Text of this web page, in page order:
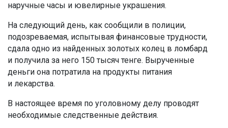
наручные часы и ювелирные украшения.
На следующий день, как сообщили в полиции,
подозреваемая, испытывая финансовые трудности,
сдала одно из найденных золотых колец в ломбард
и получила за него 150 тысяч тенге. Вырученные
деньги она потратила на продукты питания
и лекарства.
В настоящее время по уголовному делу проводят
необходимые следственные действия.